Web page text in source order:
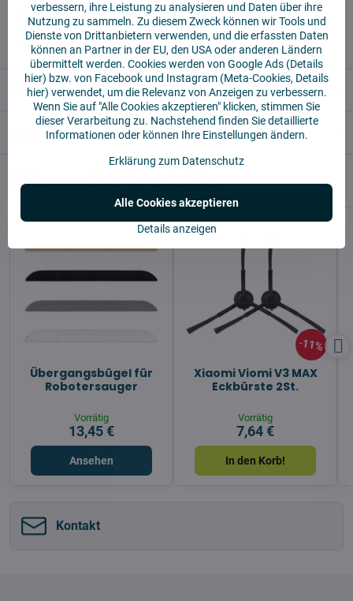
✅ Sofort versandfertig
✅ KOSTENLOSE Lieferung ab 55 EUR
✅14 Tage für die Rücksendung der Ware
Beschreibung
Bewertungen 0
Alternative Produkte
Übergangsbügel für
Robotersauger
Vorrätig
13,45 €
Ansehen
11%
Xiaomi Viomi V3 MAX
Eckbürste 2St.
Vorrätig
7,64 €
In den Korb!
Kontakt
verbessern, ihre Leistung zu analysieren und Daten über ihre
Nutzung zu sammeln. Zu diesem Zweck können wir Tools und
Dienste von Drittanbietern verwenden, und die erfassten Daten
können an Partner in der EU, den USA oder anderen Ländern
übermittelt werden. Cookies werden von Google Ads (Details
hier) bzw. von Facebook und Instagram (Meta-Cookies, Details
hier) verwendet, um die Relevanz von Anzeigen zu verbessern.
Wenn Sie auf "Alle Cookies akzeptieren" klicken, stimmen Sie
dieser Verarbeitung zu. Nachstehend finden Sie detaillierte
Informationen oder können Ihre Einstellungen ändern.
Erklärung zum Datenschutz
Details anzeigen
Alle Cookies akzeptieren